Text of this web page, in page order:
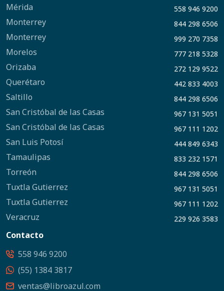
Mérida 558 946 9200
Monterrey 844 298 6506
Monterrey 999 270 7358
Morelos 777 218 5328
Orizaba 272 129 9522
Querétaro 442 833 4003
Saltillo 844 298 6506
San Cristóbal de las Casas 967 131 5051
San Cristóbal de las Casas 967 111 1202
San Luis Potosí 444 849 6343
Tamaulipas 833 232 1571
Torreón 844 298 6506
Tuxtla Gutierrez 967 131 5051
Tuxtla Gutierrez 967 111 1202
Veracruz 229 926 3583
Contacto
558 946 9200
(55) 1384 3817
ventas@libroazul.com